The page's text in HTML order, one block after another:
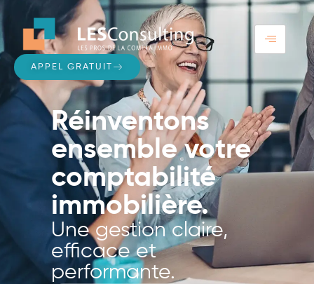
APPEL GRATUIT
Réinventons
ensemble votre
comptabilité
immobilière.
Une gestion claire,
efficace et
performante.